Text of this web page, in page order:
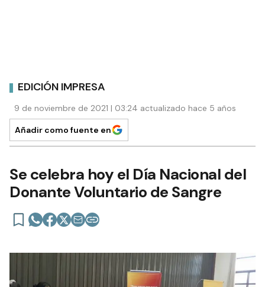
EDICIÓN IMPRESA
9 de noviembre de 2021 | 03:24 actualizado hace 5 años
Añadir como fuente en
Se celebra hoy el Día Nacional del
Donante Voluntario de Sangre